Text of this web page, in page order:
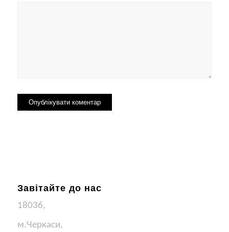
Завітайте до нас
18036,
м.Черкаси,